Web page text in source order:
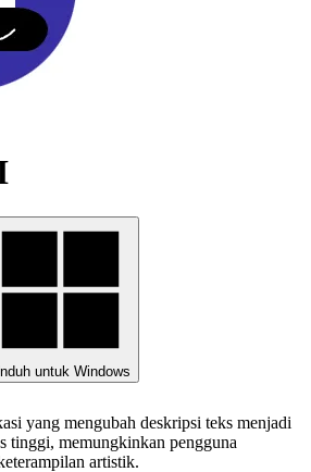
untuk Windows
yang mengubah deskripsi teks menjadi
tinggi, memungkinkan pengguna
artistik.